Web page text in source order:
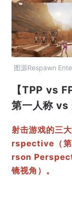
图源Respawn
【TPP vs
第一人称 vs
射击游戏的三
rspective（
rson
镜视角）。